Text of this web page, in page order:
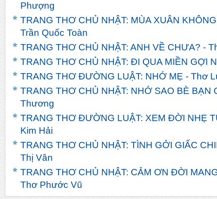
Phượng
TRANG THƠ CHỦ NHẬT: MÙA XUÂN
Trần Quốc Toàn
TRANG THƠ CHỦ NHẬT: ANH VỀ CHƯA? -
TRANG THƠ CHỦ NHẬT: ĐI QUA MIỀN GỢI
TRANG THƠ ĐƯỜNG LUẬT: NHỚ MẸ - Thơ
TRANG THƠ CHỦ NHẬT: NHỚ SAO BÈ BẠN
Thương
TRANG THƠ ĐƯỜNG LUẬT: XEM ĐỜI NHẸ
Kim Hải
TRANG THƠ CHỦ NHẬT: TÌNH GỞI GIẤC
Thị Vân
TRANG THƠ CHỦ NHẬT: CẢM ƠN ĐỜI
Thơ Phước Vũ